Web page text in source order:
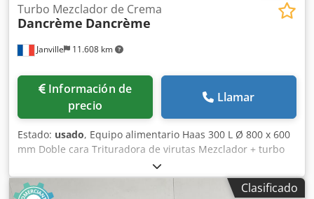
Janville 11.608 km
Turbo Mezclador de Crema
Dancrème Dancrème
Información de
precio
Llamar
Estado: usado, Equipo alimentario Haas 300 L Ø 800 x 600
mm Doble cara Trituradora de virutas Mezclador + turbo
Bomba de extracción tipo PCM Cedpfxox Rz Sce Acboha
Usado en el sector alimentario/lácteo: producción de
mantequilla.
Clasificado